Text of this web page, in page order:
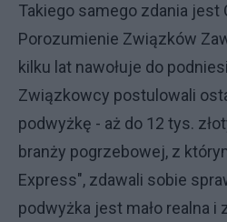
Takiego samego zdania jest
Porozumienie Związków
kilku lat nawołuje do
Związkowcy postulowali
podwyżkę - aż do 12 tys.
branży pogrzebowej, z
Express", zdawali sobie
podwyżka jest mało realna i